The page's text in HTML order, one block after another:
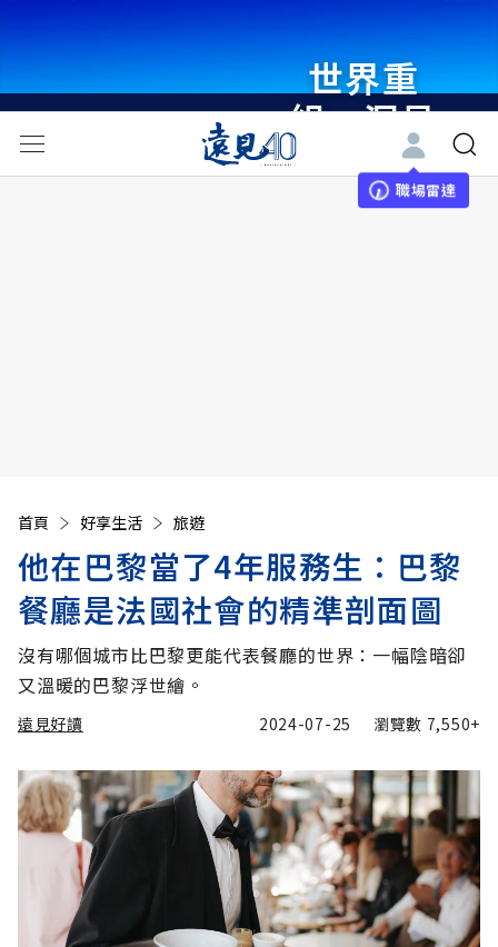
世界重
組・洞見
未來 與
世界領袖
職場雷達
首頁 好享生活 旅遊
他在巴黎當了4年服務生：巴黎
餐廳是法國社會的精準剖面圖
沒有哪個城市比巴黎更能代表餐廳的世界：一幅陰暗卻
又溫暖的巴黎浮世繪。
遠見好讀 2024-07-25 瀏覽數 7,550+